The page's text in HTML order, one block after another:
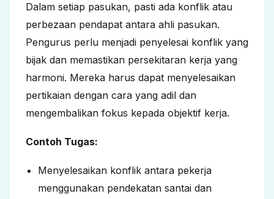
Dalam setiap pasukan, pasti ada konflik atau
perbezaan pendapat antara ahli pasukan.
Pengurus perlu menjadi penyelesai konflik yang
bijak dan memastikan persekitaran kerja yang
harmoni. Mereka harus dapat menyelesaikan
pertikaian dengan cara yang adil dan
mengembalikan fokus kepada objektif kerja.
Contoh Tugas:
Menyelesaikan konflik antara pekerja
menggunakan pendekatan santai dan